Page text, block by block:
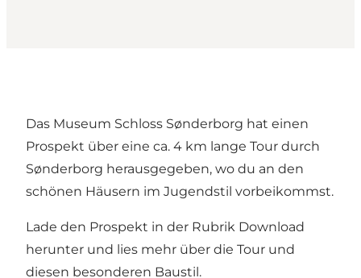
Das Museum Schloss Sønderborg hat einen
Prospekt über eine ca. 4 km lange Tour durch
Sønderborg herausgegeben, wo du an den
schönen Häusern im Jugendstil vorbeikommst.
Lade den Prospekt in der Rubrik Download
herunter und lies mehr über die Tour und
diesen besonderen Baustil.